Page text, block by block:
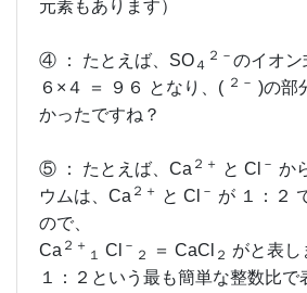
元素もあります）
④ ： たとえば、SO４
２－ のイオン
６×４ ＝ ９６ となり、( ２－ )の部
かったですね？
⑤ ： たとえば、Ca ２＋ と Cl － か
ウムは、Ca ２＋ と Cl － が １：２
ので、
Ca ２＋
１ Cl －
２ ＝ CaCl ２ がと表し
１：２という最も簡単な整数比で